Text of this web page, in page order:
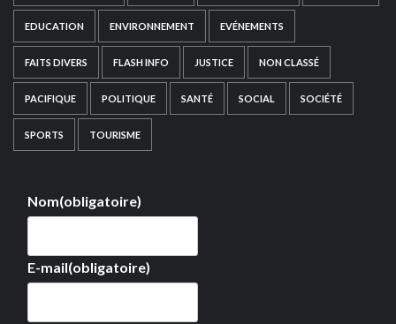
EDUCATION ENVIRONNEMENT EVÉNEMENTS
FAITS DIVERS FLASH INFO JUSTICE NON CLASSÉ
PACIFIQUE POLITIQUE SANTÉ SOCIAL SOCIÉTÉ
SPORTS TOURISME
Nom(obligatoire)
E-mail(obligatoire)